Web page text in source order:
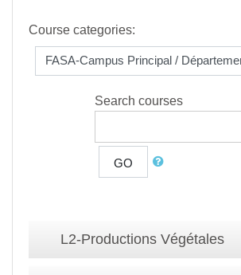
Course categories:
Search courses
GO
L2-Productions Végétales